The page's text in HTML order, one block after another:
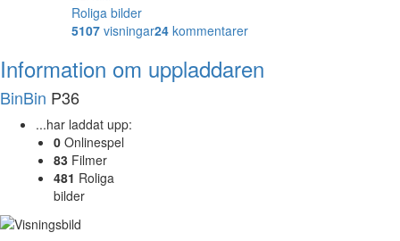
Roliga bilder
5107 visningar24 kommentarer
Information om uppladdaren
BinBin P36
...har laddat upp:
0 Onlinespel
83 Filmer
481 Roliga
bilder